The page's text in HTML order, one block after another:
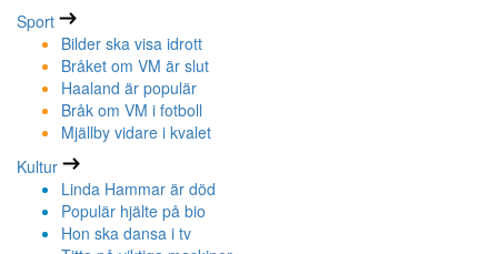
Sport
Bilder ska visa idrott
Bråket om VM är slut
Haaland är populär
Bråk om VM i fotboll
Mjällby vidare i kvalet
Kultur
Linda Hammar är död
Populär hjälte på bio
Hon ska dansa i tv